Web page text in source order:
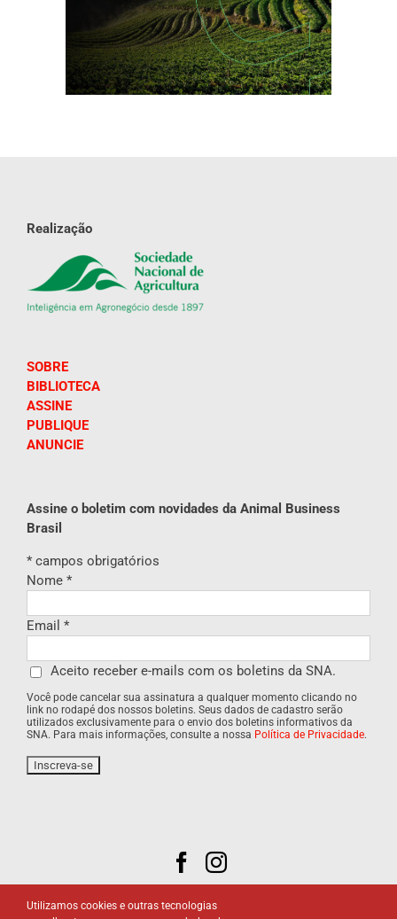
Realização
SOBRE
BIBLIOTECA
ASSINE
PUBLIQUE
ANUNCIE
Assine o boletim com novidades da Animal Business
Brasil
* campos obrigatórios
Nome *
Email *
Aceito receber e-mails com os boletins da SNA.
Você pode cancelar sua assinatura a qualquer momento clicando no
link no rodapé dos nossos boletins. Seus dados de cadastro serão
utilizados exclusivamente para o envio dos boletins informativos da
SNA. Para mais informações, consulte a nossa Política de Privacidade.
Utilizamos cookies e outras tecnologias